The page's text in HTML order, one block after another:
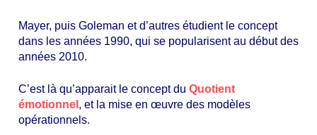
Mayer, puis Goleman et d’autres étudient le concept
dans les années 1990, qui se popularisent au début des
années 2010.
C’est là qu’apparait le concept du Quotient
émotionnel , et la mise en œuvre des modèles
opérationnels.